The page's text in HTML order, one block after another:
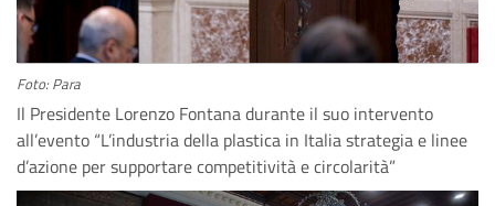
Foto: Para
Il Presidente Lorenzo Fontana durante il suo intervento
all’evento “L’industria della plastica in Italia strategia e linee
d’azione per supportare competitività e circolarità”